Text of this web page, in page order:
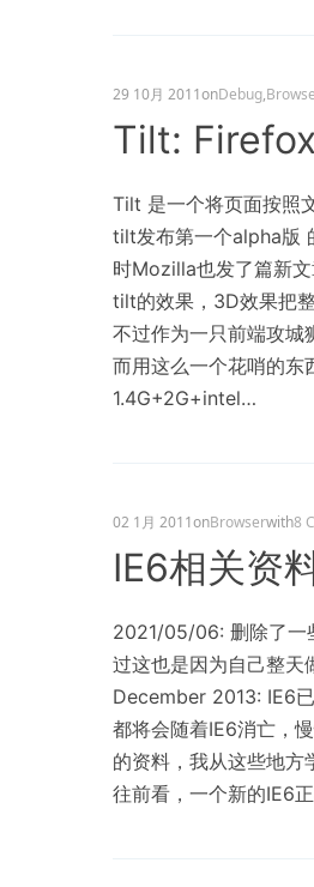
29 10月 2011onDebug,
Tilt:
Tilt 是一个将页面按照
tilt发布第一个alpha版
时Mozilla也发了篇新
tilt的效果，3D效果把
不过作为一只前端攻城
而用这么一个花哨的东
1.4G+2G+intel…
02 1月 2011onBrowserwith8
IE6相关资
2021/05/06: 删除了一
过这也是因为自己整天
December 2013: IE6
都将会随着IE6消亡，
的资料，我从这些地方
往前看，一个新的IE6